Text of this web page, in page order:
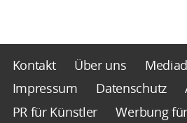
Kontakt Über uns
Impressum
Datenschutz
PR für Künstler
Werbung